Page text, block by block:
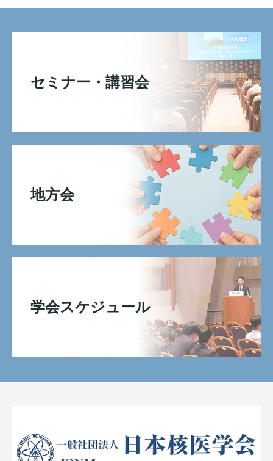
セミナー・講習会
地方会
学会スケジュール